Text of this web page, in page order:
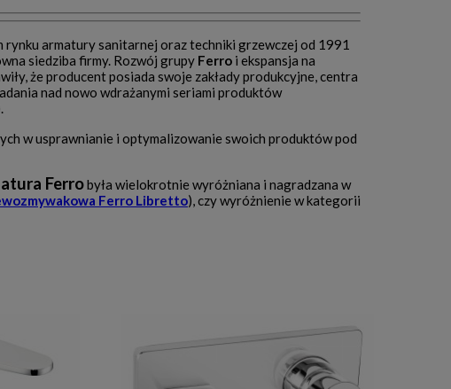
rynku armatury sanitarnej oraz techniki grzewczej od 1991
siedziba firmy. Rozwój grupy Ferro i ekspansja na
że producent posiada swoje zakłady produkcyjne, centra
nad nowo wdrażanymi seriami produktów
w usprawnianie i optymalizowanie swoich produktów pod
Ferrobyła wielokrotnie wyróżniana i nagradzana w
Ferro Libretto), czy wyróżnienie w kategorii